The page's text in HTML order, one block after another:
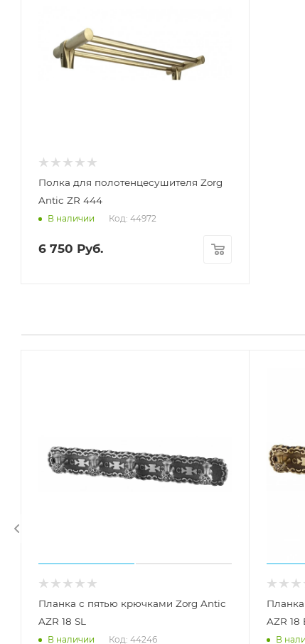
Полка для полотенцесушителя Zorg
Antic ZR 444
В наличии Код: 44972
6 750 Руб.
Планка с пятью крючками Zorg Antic
AZR 18 SL
В наличии Код: 44246
AZR 18
В